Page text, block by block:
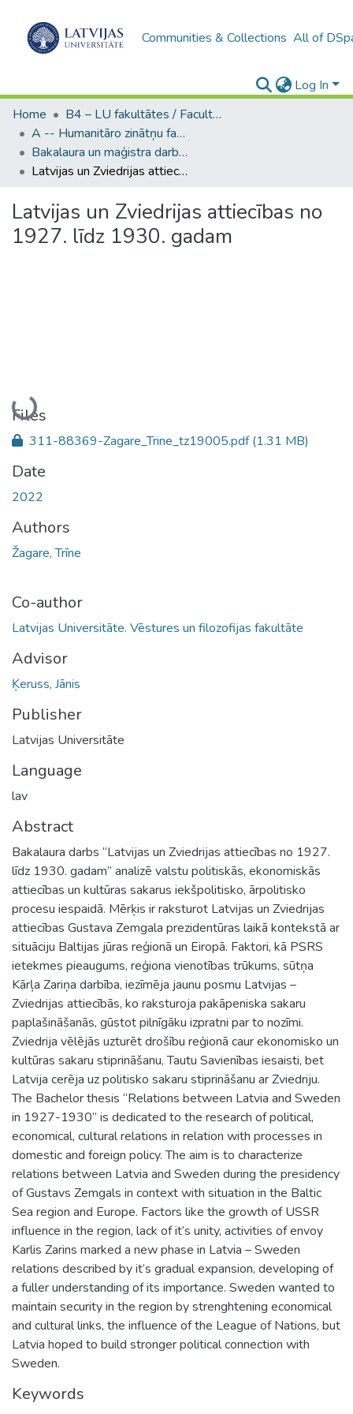
Communities & Collections All of
Log In
Home
B4 – LU fakultātes / Faculties of the UL
A -- Humanitāro zinātņu fakultāte / Faculty of Humanities
Bakalaura un maģistra darbi (HZF) / Bachelor's and Master's theses
Latvijas un Zviedrijas attiecības no 1927. līdz 1930. gadam
Latvijas un Zviedrijas attiecības no
1927. līdz 1930. gadam
Loading...
Files
311-88369-Zagare_Trine_tz19005.pdf(1.31 MB)
Date
2022
Authors
Žagare, Trīne
Co-author
Latvijas Universitāte. Vēstures un filozofijas fakultāte
Advisor
Ķeruss, Jānis
Publisher
Latvijas Universitāte
Language
lav
Abstract
Bakalaura darbs “Latvijas un Zviedrijas attiecības no 1927.
līdz 1930. gadam” analizē valstu politiskās, ekonomiskās
attiecības un kultūras sakarus iekšpolitisko, ārpolitisko
procesu iespaidā. Mērķis ir raksturot Latvijas un Zviedrijas
attiecības Gustava Zemgala prezidentūras laikā kontekstā ar
situāciju Baltijas jūras reģionā un Eiropā. Faktori, kā PSRS
ietekmes pieaugums, reģiona vienotības trūkums, sūtņa
Kārļa Zariņa darbība, iezīmēja jaunu posmu Latvijas –
Zviedrijas attiecībās, ko raksturoja pakāpeniska sakaru
paplašināšanās, gūstot pilnīgāku izpratni par to nozīmi.
Zviedrija vēlējās uzturēt drošību reģionā caur ekonomisko un
kultūras sakaru stiprināšanu, Tautu Savienības iesaisti, bet
Latvija cerēja uz politisko sakaru stiprināšanu ar Zviedriju.
The Bachelor thesis “Relations between Latvia and Sweden
in 1927-1930” is dedicated to the research of political,
economical, cultural relations in relation with processes in
domestic and foreign policy. The aim is to characterize
relations between Latvia and Sweden during the presidency
of Gustavs Zemgals in context with situation in the Baltic
Sea region and Europe. Factors like the growth of USSR
influence in the region, lack of it’s unity, activities of envoy
Karlis Zarins marked a new phase in Latvia – Sweden
relations described by it’s gradual expansion, developing of
a fuller understanding of its importance. Sweden wanted to
maintain security in the region by strenghtening economical
and cultural links, the influence of the League of Nations, but
Latvia hoped to build stronger political connection with
Sweden.
Keywords